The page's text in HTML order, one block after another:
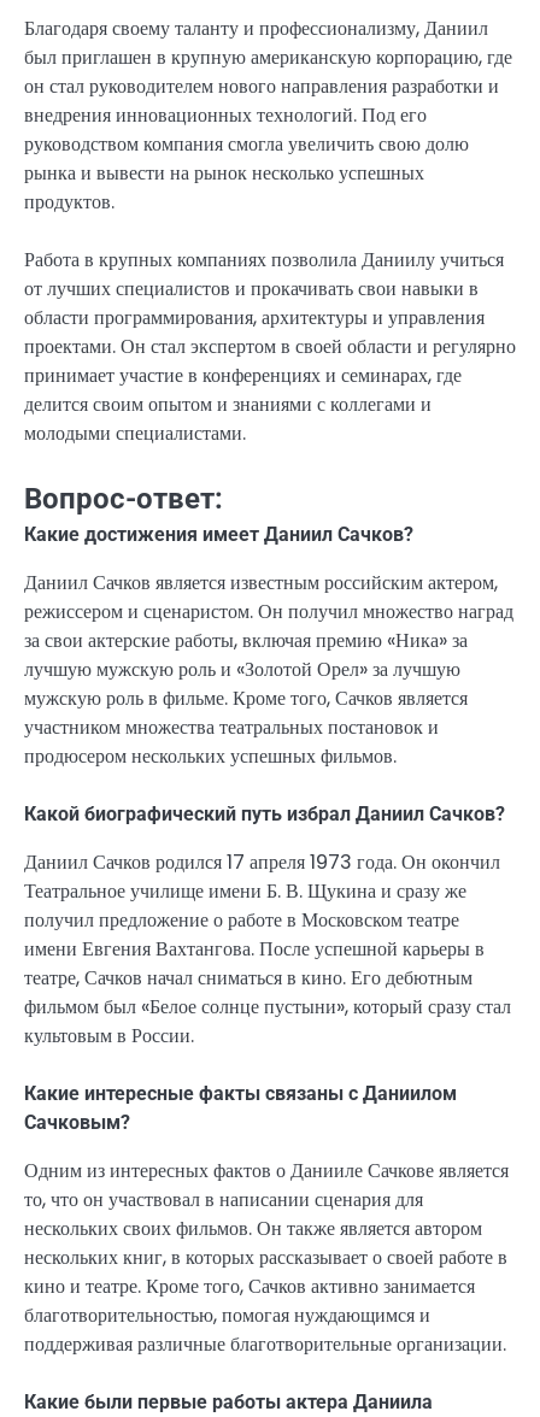
Благодаря своему таланту и профессионализму, Даниил
был приглашен в крупную американскую корпорацию, где
он стал руководителем нового направления разработки и
внедрения инновационных технологий. Под его
руководством компания смогла увеличить свою долю
рынка и вывести на рынок несколько успешных
продуктов.
Работа в крупных компаниях позволила Даниилу учиться
от лучших специалистов и прокачивать свои навыки в
области программирования, архитектуры и управления
проектами. Он стал экспертом в своей области и регулярно
принимает участие в конференциях и семинарах, где
делится своим опытом и знаниями с коллегами и
молодыми специалистами.
Вопрос-ответ:
Какие достижения имеет Даниил Сачков?
Даниил Сачков является известным российским актером,
режиссером и сценаристом. Он получил множество наград
за свои актерские работы, включая премию «Ника» за
лучшую мужскую роль и «Золотой Орел» за лучшую
мужскую роль в фильме. Кроме того, Сачков является
участником множества театральных постановок и
продюсером нескольких успешных фильмов.
Какой биографический путь избрал Даниил Сачков?
Даниил Сачков родился 17 апреля 1973 года. Он окончил
Театральное училище имени Б. В. Щукина и сразу же
получил предложение о работе в Московском театре
имени Евгения Вахтангова. После успешной карьеры в
театре, Сачков начал сниматься в кино. Его дебютным
фильмом был «Белое солнце пустыни», который сразу стал
культовым в России.
Какие интересные факты связаны с Даниилом
Сачковым?
Одним из интересных фактов о Данииле Сачкове является
то, что он участвовал в написании сценария для
нескольких своих фильмов. Он также является автором
нескольких книг, в которых рассказывает о своей работе в
кино и театре. Кроме того, Сачков активно занимается
благотворительностью, помогая нуждающимся и
поддерживая различные благотворительные организации.
Какие были первые работы актера Даниила